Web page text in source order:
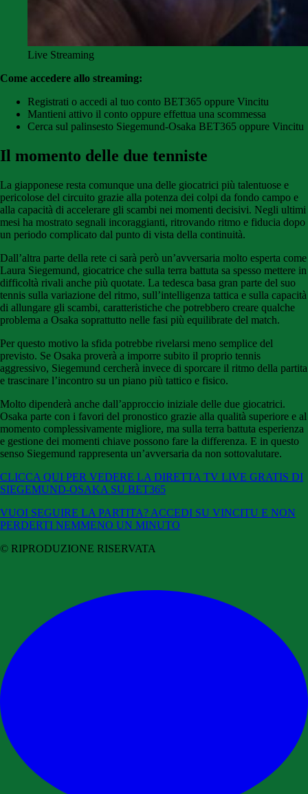
Live Streaming
Come accedere allo streaming:
Registrati o accedi al tuo conto BET365 oppure Vincitu
Mantieni attivo il conto oppure effettua una scommessa
Cerca sul palinsesto Siegemund-Osaka BET365 oppure Vincitu
Il momento delle due tenniste
La giapponese resta comunque una delle giocatrici più talentuose e
pericolose del circuito grazie alla potenza dei colpi da fondo campo e
alla capacità di accelerare gli scambi nei momenti decisivi. Negli ultimi
mesi ha mostrato segnali incoraggianti, ritrovando ritmo e fiducia dopo
un periodo complicato dal punto di vista della continuità.
Dall’altra parte della rete ci sarà però un’avversaria molto esperta come
Laura Siegemund, giocatrice che sulla terra battuta sa spesso mettere in
difficoltà rivali anche più quotate. La tedesca basa gran parte del suo
tennis sulla variazione del ritmo, sull’intelligenza tattica e sulla capacità
di allungare gli scambi, caratteristiche che potrebbero creare qualche
problema a Osaka soprattutto nelle fasi più equilibrate del match.
Per questo motivo la sfida potrebbe rivelarsi meno semplice del
previsto. Se Osaka proverà a imporre subito il proprio tennis
aggressivo, Siegemund cercherà invece di sporcare il ritmo della partita
e trascinare l’incontro su un piano più tattico e fisico.
Molto dipenderà anche dall’approccio iniziale delle due giocatrici.
Osaka parte con i favori del pronostico grazie alla qualità superiore e al
momento complessivamente migliore, ma sulla terra battuta esperienza
e gestione dei momenti chiave possono fare la differenza. E in questo
senso Siegemund rappresenta un’avversaria da non sottovalutare.
CLICCA QUI PER VEDERE LA DIRETTA TV LIVE GRATIS DI
SIEGEMUND-OSAKA SU BET365
VUOI SEGUIRE LA PARTITA? ACCEDI SU VINCITU E NON
PERDERTI NEMMENO UN MINUTO
© RIPRODUZIONE RISERVATA